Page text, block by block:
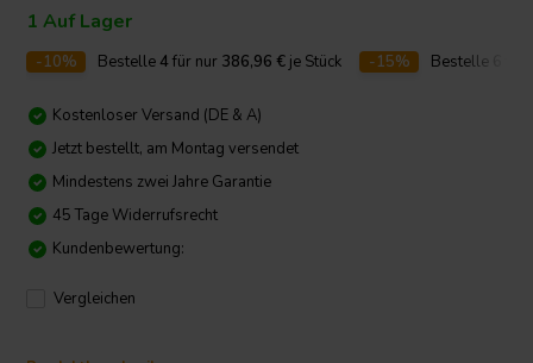
1 Auf Lager
-10% Bestelle4 für nur 386,96 € je Stück -15% Bestelle
Kostenloser Versand (DE & A)
Jetzt bestellt, am Montag versendet
Mindestens zwei Jahre Garantie
45 Tage Widerrufsrecht
Kundenbewertung:
Vergleichen